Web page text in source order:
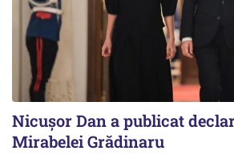
Nicuşor Dan a publicat
Mirabelei Grădinaru